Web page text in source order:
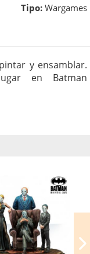
Tipo: Wargames
y ensamblar.
en Batman